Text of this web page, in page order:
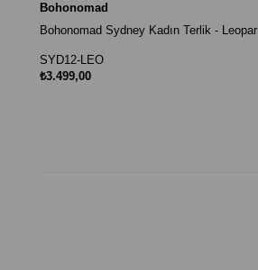
Bohonomad
Bohonomad Sydney Kadın Terlik - Leopar
SYD12-LEO
₺3.499,00